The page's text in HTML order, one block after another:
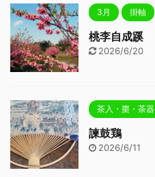
3月 掛軸
桃李自成蹊
2026/6/20
茶入・棗・茶器
諫鼓鶏
2026/6/11